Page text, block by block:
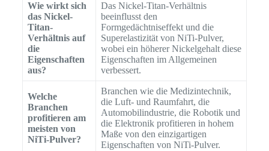
Wie wirkt sich
das Nickel-
Titan-
Verhältnis auf
die
Eigenschaften
aus?
Das Nickel-Titan-Verhältnis
beeinflusst den
Formgedächtniseffekt und die
Superelastizität von NiTi-Pulver,
wobei ein höherer Nickelgehalt diese
Eigenschaften im Allgemeinen
verbessert.
Welche
Branchen
profitieren am
meisten von
NiTi-Pulver?
Branchen wie die Medizintechnik,
die Luft- und Raumfahrt, die
Automobilindustrie, die Robotik und
die Elektronik profitieren in hohem
Maße von den einzigartigen
Eigenschaften von NiTi-Pulver.